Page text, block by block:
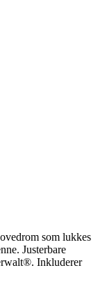
som lukkes
Justerbare
Inkluderer